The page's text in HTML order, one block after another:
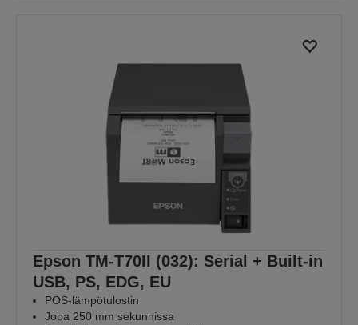
Epson TM-T70II (032): Serial + Built-in
USB, PS, EDG, EU
POS-lämpötulostin
Jopa 250 mm sekunnissa